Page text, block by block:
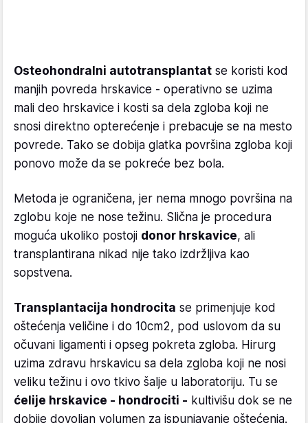
Osteohondralni autotransplantat se koristi kod
manjih povreda hrskavice - operativno se uzima
mali deo hrskavice i kosti sa dela zgloba koji ne
snosi direktno opterećenje i prebacuje se na mesto
povrede. Tako se dobija glatka površina zgloba koji
ponovo može da se pokreće bez bola.
Metoda je ograničena, jer nema mnogo površina na
zglobu koje ne nose težinu. Slična je procedura
moguća ukoliko postoji donor hrskavice, ali
transplantirana nikad nije tako izdržljiva kao
sopstvena.
Transplantacija hondrocita se primenjuje kod
oštećenja veličine i do 10cm2, pod uslovom da su
očuvani ligamenti i opseg pokreta zgloba. Hirurg
uzima zdravu hrskavicu sa dela zgloba koji ne nosi
veliku težinu i ovo tkivo šalje u laboratoriju. Tu se
ćelije hrskavice - hondrociti - kultivišu dok se ne
dobije dovoljan volumen za ispunjavanje oštećenja.